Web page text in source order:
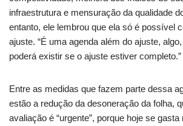
infraestrutura e mensuração da qualidade
entanto, ele lembrou que ela só é possível
ajuste. “É uma agenda além do ajuste,
poderá existir se o ajuste estiver completo.”
Entre as medidas que fazem parte dessa
estão a redução da desoneração da folha,
avaliação é “urgente”, porque hoje se